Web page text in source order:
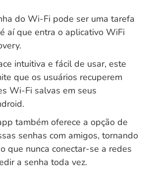
do Wi-Fi pode ser uma tarefa
aí que entra o aplicativo WiFi
intuitiva e fácil de usar, este
que os usuários recuperem
Wi-Fi salvas em seus
também oferece a opção de
senhas com amigos, tornando
que nunca conectar-se a redes
a senha toda vez.